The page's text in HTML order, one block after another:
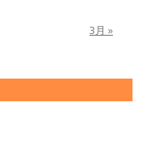
3月 »